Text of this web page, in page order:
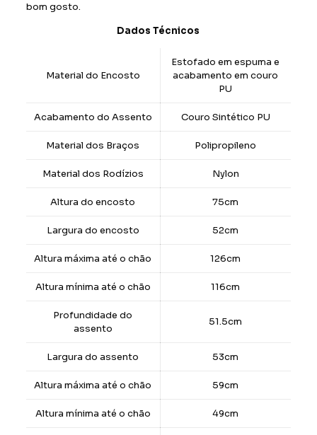
bom gosto.
Dados Técnicos
Material do Encosto
Estofado em espuma e
acabamento em couro
PU
Acabamento do Assento Couro Sintético PU
Material dos Braços Polipropileno
Material dos Rodízios Nylon
Altura do encosto 75cm
Largura do encosto 52cm
Altura máxima até o chão 126cm
Altura mínima até o chão 116cm
Profundidade do
assento
51.5cm
Largura do assento 53cm
Altura máxima até o chão 59cm
Altura mínima até o chão 49cm